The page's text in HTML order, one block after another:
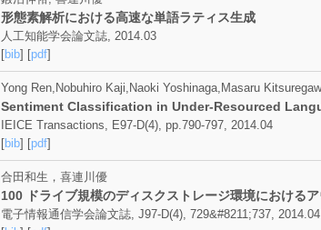
形態素解析における高速な単語ラティス生成
人工知能学会論文誌, 2014.03
[bib] [pdf]
Yong Ren,Nobuhiro Kaji,Naoki Yoshinaga,Masaru
Sentiment Classification in Under-Resourced
IEICE Transactions, E97-D(4), pp.790-797, 2014.04
[bib] [pdf]
合田和生，喜連川優
100 ドライブ規模のディスクストレージ環境における
電子情報通信学会論文誌, J97-D(4), 729&#8211;737, 2014.04